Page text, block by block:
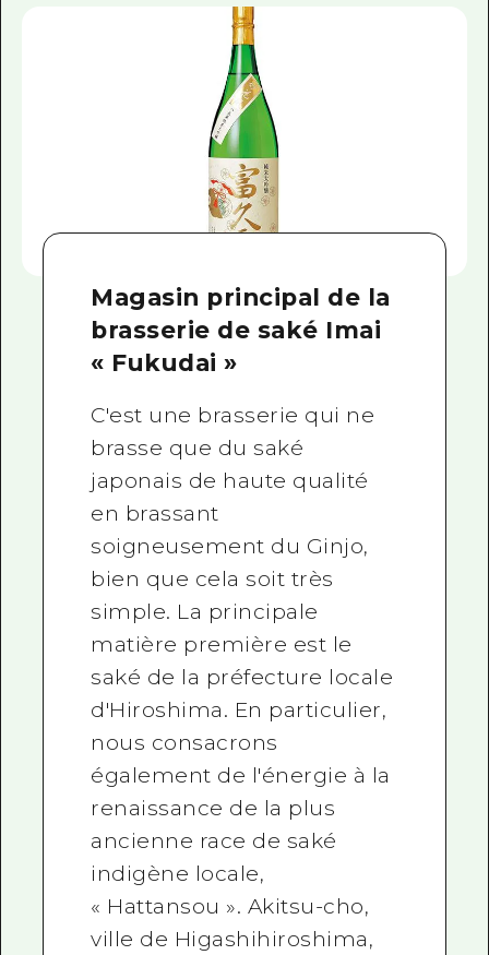
Magasin principal de la
brasserie de saké Imai
« Fukudai »
C'est une brasserie qui ne
brasse que du saké
japonais de haute qualité
en brassant
soigneusement du Ginjo,
bien que cela soit très
simple. La principale
matière première est le
saké de la préfecture locale
d'Hiroshima. En particulier,
nous consacrons
également de l'énergie à la
renaissance de la plus
ancienne race de saké
indigène locale,
« Hattansou ». Akitsu-cho,
ville de Higashihiroshima,